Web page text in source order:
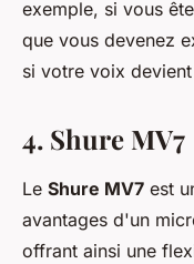
exemple, si vous
que vous devenez
si votre voix
4. Shure MV7
Le Shure MV7 est
avantages d'un
offrant ainsi une